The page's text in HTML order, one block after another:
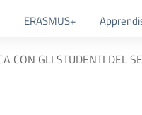
ERASMUS+
CON GLI STUDENTI DEL